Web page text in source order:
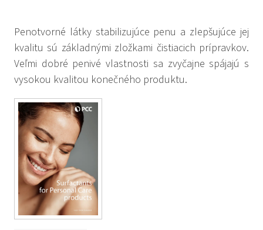
Penotvorné látky stabilizujúce penu a zlepšujúce jej
kvalitu sú základnými zložkami čistiacich prípravkov.
Veľmi dobré penivé vlastnosti sa zvyčajne spájajú s
vysokou kvalitou konečného produktu.